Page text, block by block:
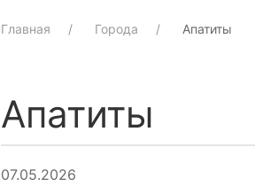
Главная Города Апатиты
Апатиты
07.05.2026